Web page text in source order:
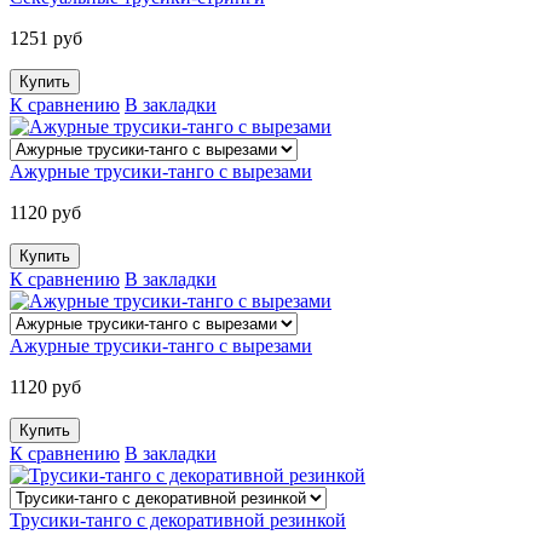
1251 руб
К сравнению В закладки
Ажурные трусики-танго с вырезами
1120 руб
К сравнению В закладки
Ажурные трусики-танго с вырезами
1120 руб
К сравнению В закладки
Трусики-танго с декоративной резинкой